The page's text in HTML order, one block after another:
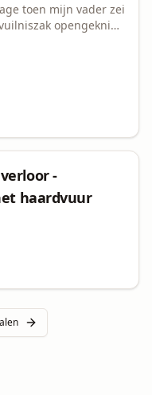
toen mijn vader zei
opengeknipt
- Hoofdstuk 4 - De
-
haardvuur